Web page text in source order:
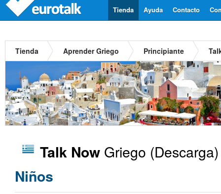
Contacto
Ayuda
Tienda
Tienda Aprender Griego Principiante
Talk Now Griego
Niños